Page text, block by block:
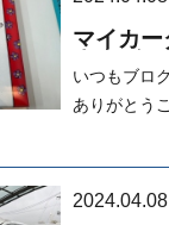
マイカ
いつもブロ
ありがとう
2024.04.08